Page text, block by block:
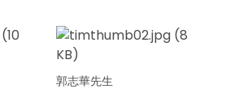
郭志華先生